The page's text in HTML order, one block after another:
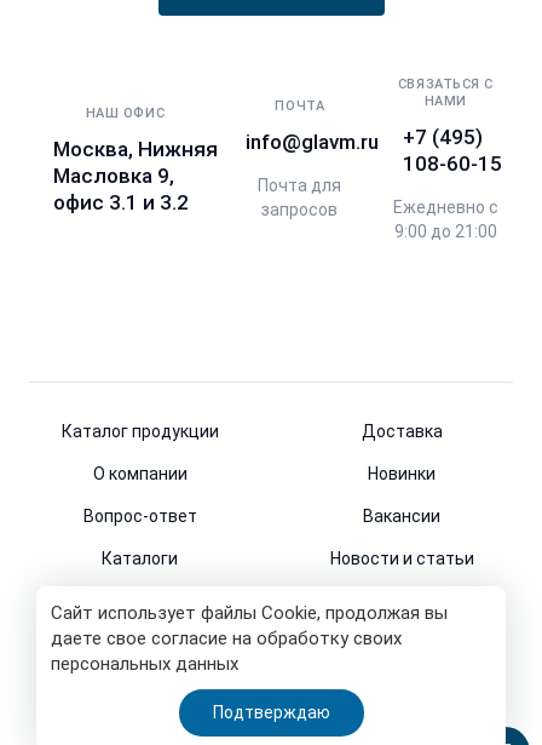
Сайт использует файлы Cookie, продолжая вы
даете свое согласие на обработку своих
персональных данных
Подтверждаю
НАШ ОФИС
Москва, Нижняя
Масловка 9,
офис 3.1 и 3.2
ПОЧТА
info@glavm.ru
Почта для
запросов
СВЯЗАТЬСЯ С
НАМИ
+7 (495)
108-60-15
Ежедневно с
9:00 до 21:00
Каталог продукции Доставка
О компании Новинки
Вопрос-ответ Вакансии
Каталоги Новости и статьи
© 2011-2026
Все права защищены